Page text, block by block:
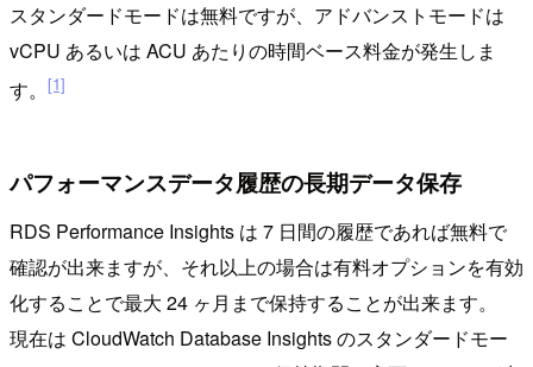
スタンダードモードは無料ですが、アドバンストモードは
vCPU あるいは ACU あたりの時間ベース料金が発生しま
す。
[1]
パフォーマンスデータ履歴の長期データ保存
RDS Performance Insights は 7 日間の履歴であれば無料で
確認が出来ますが、それ以上の場合は有料オプションを有効
化することで最大 24 ヶ月まで保持することが出来ます。
現在は CloudWatch Database Insights のスタンダードモー